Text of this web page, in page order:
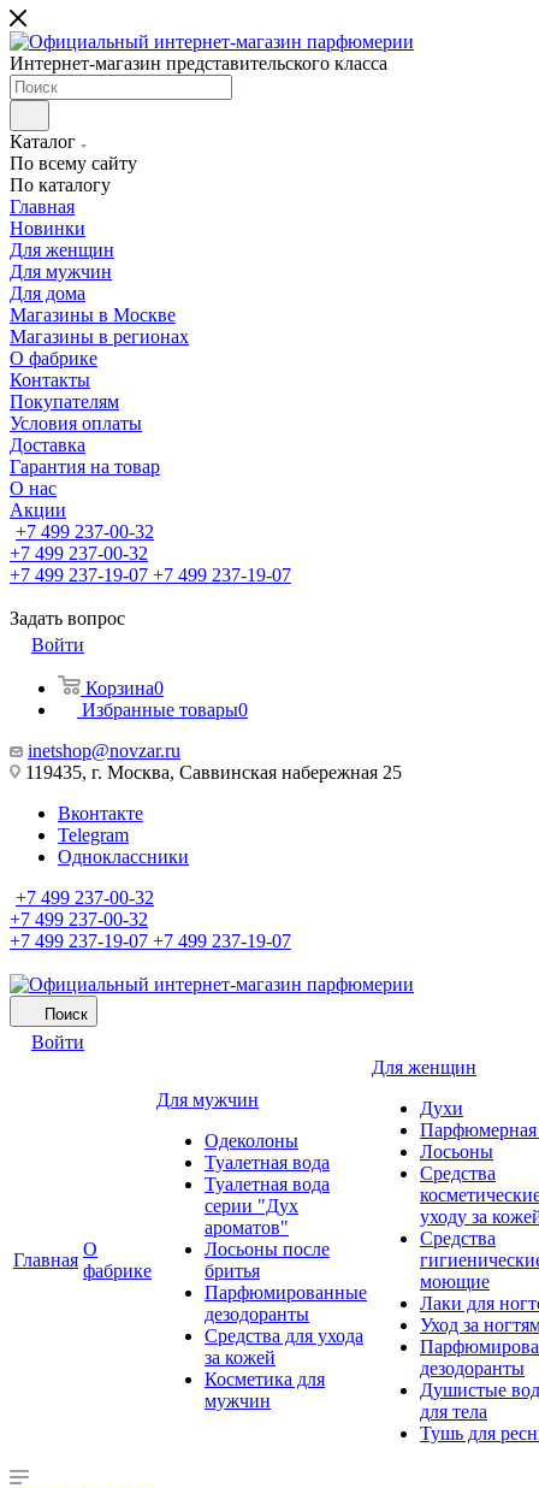
Интернет-магазин представительского класса
Каталог
По всему сайту
По каталогу
Главная
Новинки
Для женщин
Для мужчин
Для дома
Магазины в Москве
Магазины в регионах
О фабрике
Контакты
Покупателям
Условия оплаты
Доставка
Гарантия на товар
О нас
Акции
+7 499 237-00-32
+7 499 237-00-32
+7 499 237-19-07 +7 499 237-19-07
Задать вопрос
Войти
Корзина0
Избранные товары0
inetshop@novzar.ru
119435, г. Москва, Саввинская набережная 25
Вконтакте
Telegram
Одноклассники
+7 499 237-00-32
+7 499 237-00-32
+7 499 237-19-07 +7 499 237-19-07
Поиск
Войти
Главная
О
фабрике
Для мужчин
Одеколоны
Туалетная вода
Туалетная вода
серии "Дух
ароматов"
Лосьоны после
бритья
Парфюмированные
дезодоранты
Средства для ухода
за кожей
Косметика для
мужчин
Для женщин
Духи
Парфюмерная
Лосьоны
Средства
уходу за
Средства
моющие
Лаки для
Уход за
дезодоранты
Душистые
для тела
Тушь для